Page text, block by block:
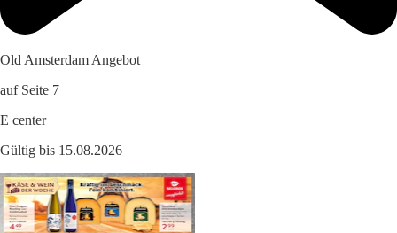
Old Amsterdam Angebot
auf Seite 7
E center
Gültig bis 15.08.2026